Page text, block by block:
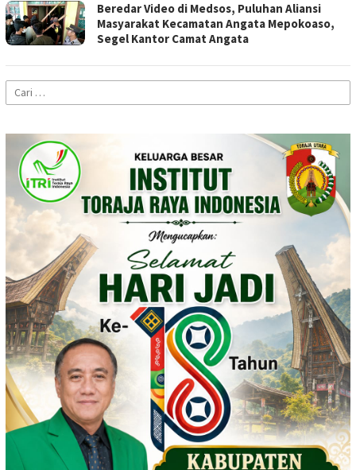
Beredar Video di Medsos, Puluhan Aliansi
Masyarakat Kecamatan Angata Mepokoaso,
Segel Kantor Camat Angata
Cari
untuk: